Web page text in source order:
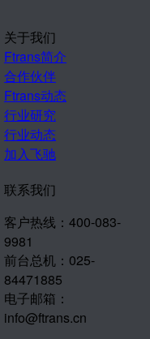
关于我们
Ftrans简介
合作伙伴
Ftrans动态
行业研究
行业动态
加入飞驰
联系我们
客户热线：400-083-
9981
前台总机：025-
84471885
电子邮箱：
info@ftrans.cn